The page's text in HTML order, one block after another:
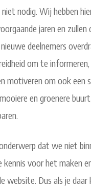
niet nodig. Wij hebben
jaren en zullen
deelnemers
om te informeren,
motiveren om ook een
en groenere
dat we niet
kennis voor het maken
website. Dus als je daar